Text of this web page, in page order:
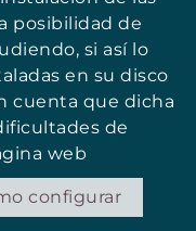
DEL COMERÇ DE SANT
CONDICIONES
posibilidad de
si así lo
en su disco
cuenta que dicha
de
web
configurar